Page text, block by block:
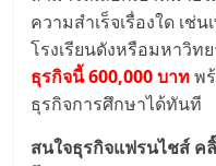
พร้อม
ทำเล
สำหรับ
ความสำเร็จเรื่องใด เ
โรงเรียนดังหรือมหาวิท
ธุรกิจนี้ 600,000 บาทพ
ธุรกิจการศึกษาได้ทันที
สนใจธุรกิจแฟรนไชส์ ค